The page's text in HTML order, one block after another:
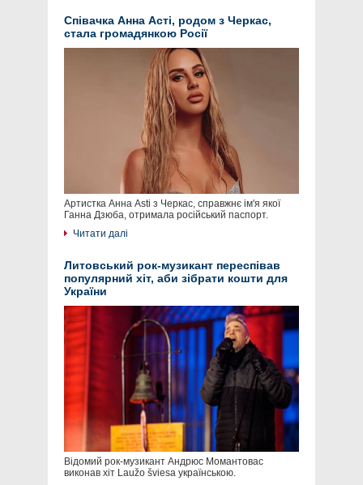
Співачка Анна Асті, родом з Черкас,
стала громадянкою Росії
Артистка Анна Asti з Черкас, справжнє ім'я якої
Ганна Дзюба, отримала російський паспорт.
Читати далі
Литовський рок-музикант переспівав
популярний хіт, аби зібрати кошти для
України
Відомий рок-музикант Андрюс Момантовас
виконав хіт Laužo šviesa українською.